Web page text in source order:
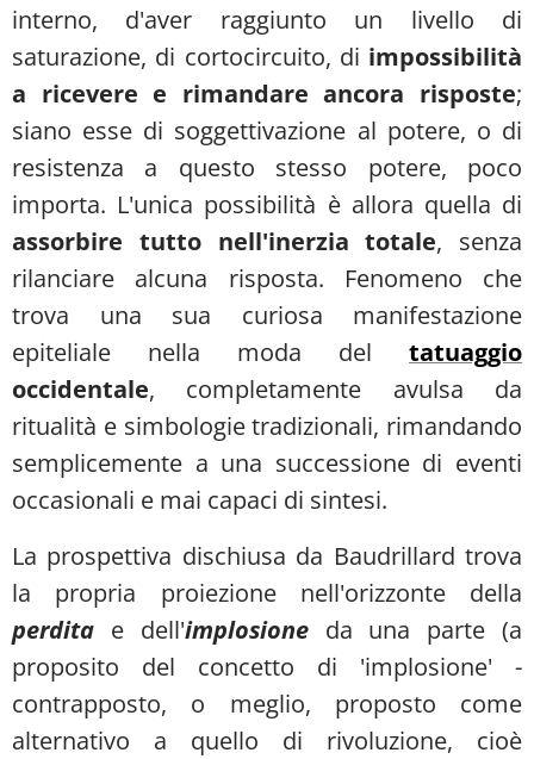
interno, d'aver raggiunto un livello di
saturazione, di cortocircuito, di impossibilità
a ricevere e rimandare ancora risposte;
siano esse di soggettivazione al potere, o di
resistenza a questo stesso potere, poco
importa. L'unica possibilità è allora quella di
assorbire tutto nell'inerzia totale, senza
rilanciare alcuna risposta. Fenomeno che
trova una sua curiosa manifestazione
epiteliale nella moda del tatuaggio
occidentale, completamente avulsa da
ritualità e simbologie tradizionali, rimandando
semplicemente a una successione di eventi
occasionali e mai capaci di sintesi.
La prospettiva dischiusa da Baudrillard trova
la propria proiezione nell'orizzonte della
perdita e dell'implosioneda una parte (a
proposito del concetto di 'implosione' -
contrapposto, o meglio, proposto come
alternativo a quello di rivoluzione, cioè